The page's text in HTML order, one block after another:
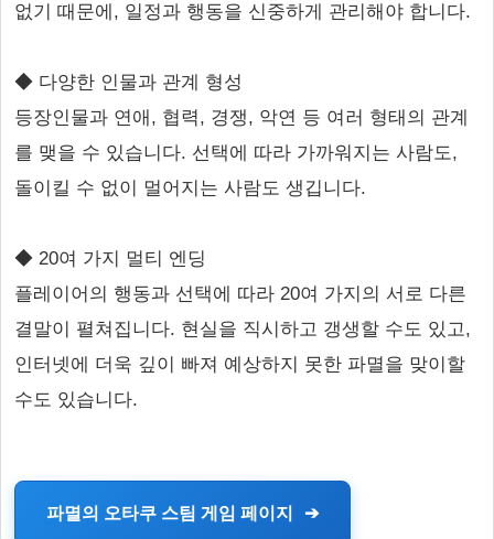
없기 때문에, 일정과 행동을 신중하게 관리해야 합니다.
◆ 다양한 인물과 관계 형성
등장인물과 연애, 협력, 경쟁, 악연 등 여러 형태의 관계
를 맺을 수 있습니다. 선택에 따라 가까워지는 사람도,
돌이킬 수 없이 멀어지는 사람도 생깁니다.
◆ 20여 가지 멀티 엔딩
플레이어의 행동과 선택에 따라 20여 가지의 서로 다른
결말이 펼쳐집니다. 현실을 직시하고 갱생할 수도 있고,
인터넷에 더욱 깊이 빠져 예상하지 못한 파멸을 맞이할
수도 있습니다.
파멸의 오타쿠 스팀 게임 페이지